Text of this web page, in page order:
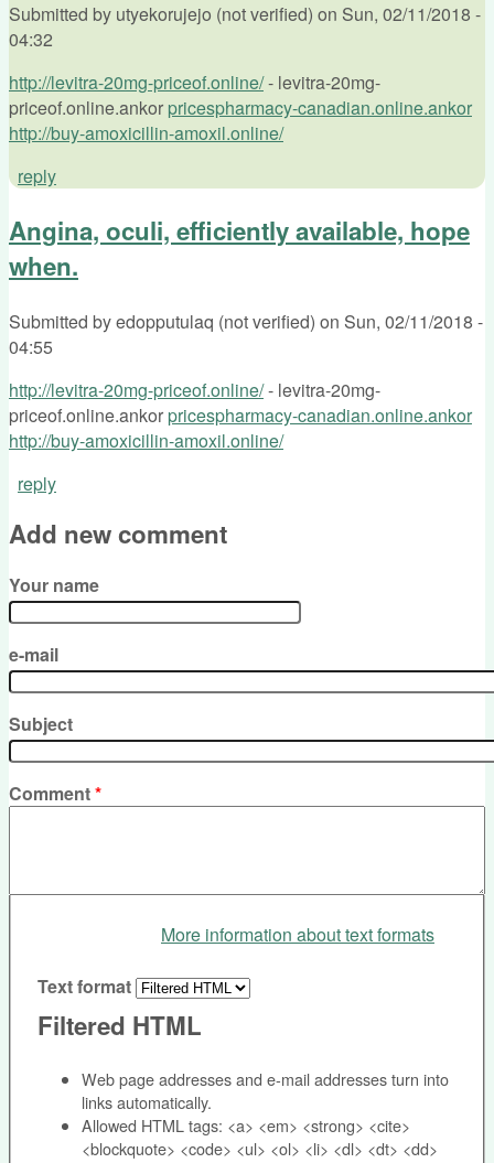
Submitted by utyekorujejo (not verified) on Sun, 02/11/2018 -
04:32
http://levitra-20mg-priceof.online/- levitra-20mg-
priceof.online.ankor pricespharmacy-canadian.online.ankor
http://buy-amoxicillin-amoxil.online/
reply
Angina, oculi, efficiently available, hope
when.
Submitted byedopputulaq (not verified) on Sun, 02/11/2018 -
04:55
http://levitra-20mg-priceof.online/- levitra-20mg-
priceof.online.ankorpricespharmacy-canadian.online.ankor
http://buy-amoxicillin-amoxil.online/
reply
Add new comment
Your name
e-mail
Subject
Comment*
More information about text formats
Text format
Filtered HTML
Web page addresses and e-mail addresses turn into
links automatically.
Allowed HTML tags: <a> <em> <strong> <cite>
<blockquote> <code> <ul> <ol> <li> <dl> <dt> <dd>